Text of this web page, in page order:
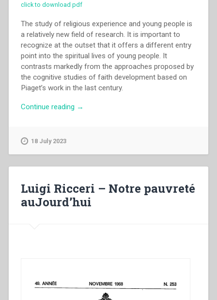
click to download pdf
The study of religious experience and young people is
a relatively new field of research. It is important to
recognize at the outset that it offers a different entry
point into the spiritual lives of young people. It
contrasts markedly from the approaches proposed by
the cognitive studies of faith development based on
Piaget’s work in the last century.
Continue reading “David
and
martyr.
people”
→
18 July 2023
Luigi Ricceri – Notre pauvreté
auJourd’hui